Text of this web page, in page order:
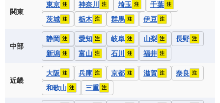
関東
東京 注 神奈川 注 埼玉 注 千葉 注
茨城 注 栃木 注 群馬 注 伊豆 注
中部
静岡 注 愛知 注 岐阜 注 山梨 注 長野 注
新潟 注 富山 注 石川 注 福井 注
近畿
大阪 注 兵庫 注 京都 注 滋賀 注 奈良 注
和歌山 注 三重 注